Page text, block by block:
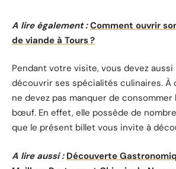
A lire également : Comment ouvrir
de viande à Tours ?
Pendant votre visite, vous devez
découvrir ses spécialités culinaires. À
ne devez pas manquer de consommer
bœuf. En effet, elle possède de
que le présent billet vous invite à
A lire aussi : Découverte